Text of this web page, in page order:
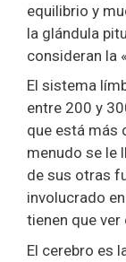
equilibrio y
la glándula
consideran la
El sistema
entre 200 y
que está más
menudo se le
de sus otras
involucrado
tienen que ver
El cerebro es